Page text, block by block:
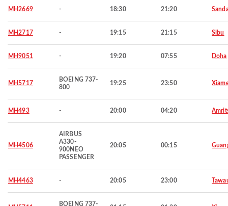
MH2669 - 18:30 21:20
MH2717 - 19:15 21:15 Sibu
MH9051 - 19:20 07:55 Doha
MH5717
BOEING 737-
800
19:25 23:50
MH493 - 20:00 04:20
MH4506
AIRBUS
A330-
900NEO
PASSENGER
20:05 00:15
MH4463 - 20:05 23:00
BOEING 737-